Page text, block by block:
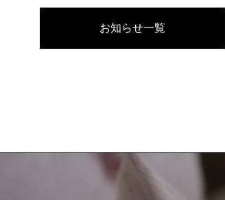
お知らせ一覧